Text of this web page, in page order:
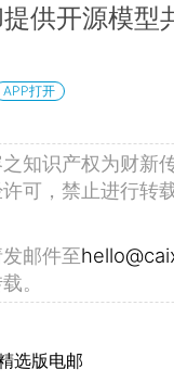
供开源模型
APP打开
知识产权为财新
可，禁止进行转
邮件至
。
选版电邮